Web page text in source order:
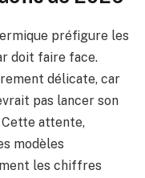
préfigure les
doit faire face.
délicate, car
pas lancer son
Cette attente,
modèles
les chiffres